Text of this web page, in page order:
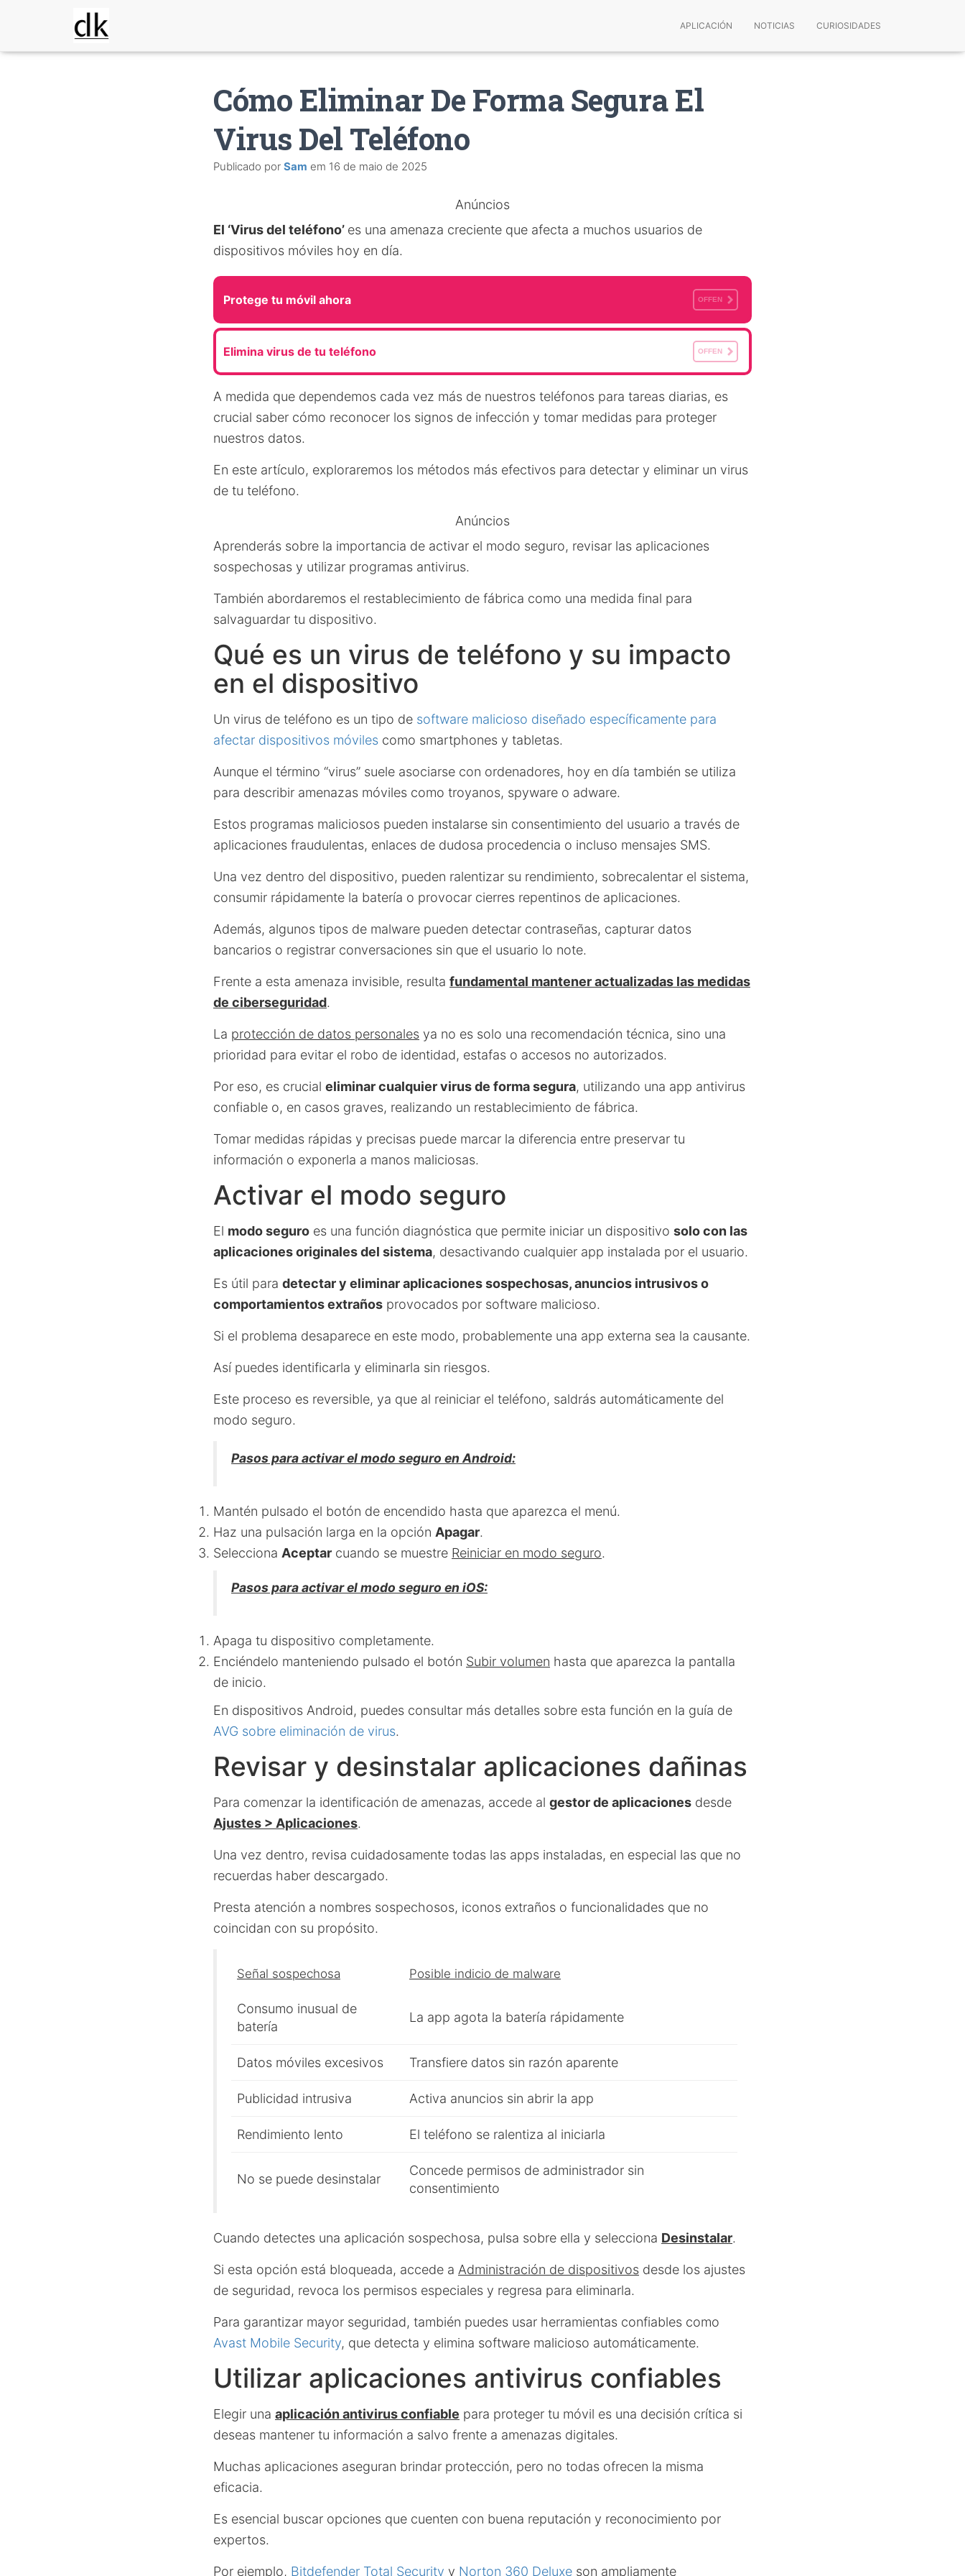
APLICACIÓN NOTICIAS CURIOSIDADES
Cómo Eliminar De Forma Segura El
Virus Del Teléfono
Publicado por Sam em 16 de maio de 2025
Anúncios
El ‘Virus del teléfono’ es una amenaza creciente que afecta a muchos usuarios de
dispositivos móviles hoy en día.
Protege tu móvil ahora OFFEN
Elimina virus de tu teléfono OFFEN
A medida que dependemos cada vez más de nuestros teléfonos para tareas diarias, es
crucial saber cómo reconocer los signos de infección y tomar medidas para proteger
nuestros datos.
En este artículo, exploraremos los métodos más efectivos para detectar y eliminar un virus
de tu teléfono.
Anúncios
Aprenderás sobre la importancia de activar el modo seguro, revisar las aplicaciones
sospechosas y utilizar programas antivirus.
También abordaremos el restablecimiento de fábrica como una medida final para
salvaguardar tu dispositivo.
Qué es un virus de teléfono y su impacto
en el dispositivo
Un virus de teléfono es un tipo de software malicioso diseñado específicamente para
afectar dispositivos móviles como smartphones y tabletas.
Aunque el término “virus” suele asociarse con ordenadores, hoy en día también se utiliza
para describir amenazas móviles como troyanos, spyware o adware.
Estos programas maliciosos pueden instalarse sin consentimiento del usuario a través de
aplicaciones fraudulentas, enlaces de dudosa procedencia o incluso mensajes SMS.
Una vez dentro del dispositivo, pueden ralentizar su rendimiento, sobrecalentar el sistema,
consumir rápidamente la batería o provocar cierres repentinos de aplicaciones.
Además, algunos tipos de malware pueden detectar contraseñas, capturar datos
bancarios o registrar conversaciones sin que el usuario lo note.
Frente a esta amenaza invisible, resulta fundamental mantener actualizadas las medidas
de ciberseguridad.
La protección de datos personales ya no es solo una recomendación técnica, sino una
prioridad para evitar el robo de identidad, estafas o accesos no autorizados.
Por eso, es crucial eliminar cualquier virus de forma segura, utilizando una app antivirus
confiable o, en casos graves, realizando un restablecimiento de fábrica.
Tomar medidas rápidas y precisas puede marcar la diferencia entre preservar tu
información o exponerla a manos maliciosas.
Activar el modo seguro
El modo seguro es una función diagnóstica que permite iniciar un dispositivo solo con las
aplicaciones originales del sistema, desactivando cualquier app instalada por el usuario.
Es útil para detectar y eliminar aplicaciones sospechosas, anuncios intrusivos o
comportamientos extraños provocados por software malicioso.
Si el problema desaparece en este modo, probablemente una app externa sea la causante.
Así puedes identificarla y eliminarla sin riesgos.
Este proceso es reversible, ya que al reiniciar el teléfono, saldrás automáticamente del
modo seguro.
Pasos para activar el modo seguro en Android:
Mantén pulsado el botón de encendido hasta que aparezca el menú.
Haz una pulsación larga en la opción Apagar.
Selecciona Aceptar cuando se muestre Reiniciar en modo seguro.
Pasos para activar el modo seguro en iOS:
Apaga tu dispositivo completamente.
Enciéndelo manteniendo pulsado el botón Subir volumen hasta que aparezca la pantalla
de inicio.
En dispositivos Android, puedes consultar más detalles sobre esta función en la guía de
AVG sobre eliminación de virus.
Revisar y desinstalar aplicaciones dañinas
Para comenzar la identificación de amenazas, accede al gestor de aplicaciones desde
Ajustes > Aplicaciones.
Una vez dentro, revisa cuidadosamente todas las apps instaladas, en especial las que no
recuerdas haber descargado.
Presta atención a nombres sospechosos, iconos extraños o funcionalidades que no
coincidan con su propósito.
Señal sospechosa Posible indicio de malware
Consumo inusual de
batería
La app agota la batería rápidamente
Datos móviles excesivos Transfiere datos sin razón aparente
Publicidad intrusiva Activa anuncios sin abrir la app
Rendimiento lento El teléfono se ralentiza al iniciarla
No se puede desinstalar
Concede permisos de administrador sin
consentimiento
Cuando detectes una aplicación sospechosa, pulsa sobre ella y selecciona Desinstalar.
Si esta opción está bloqueada, accede a Administración de dispositivos desde los ajustes
de seguridad, revoca los permisos especiales y regresa para eliminarla.
Para garantizar mayor seguridad, también puedes usar herramientas confiables como
Avast Mobile Security, que detecta y elimina software malicioso automáticamente.
Utilizar aplicaciones antivirus confiables
Elegir una aplicación antivirus confiable para proteger tu móvil es una decisión crítica si
deseas mantener tu información a salvo frente a amenazas digitales.
Muchas aplicaciones aseguran brindar protección, pero no todas ofrecen la misma
eficacia.
Es esencial buscar opciones que cuenten con buena reputación y reconocimiento por
expertos.
Por ejemplo, Bitdefender Total Security y Norton 360 Deluxe son ampliamente